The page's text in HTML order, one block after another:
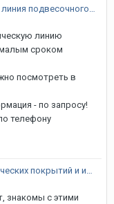
Автоматическая гальваническая линия подвесочного типа (Австрия)
линию
малым сроком
посмотреть в
- по запросу!
телефону
знакомы с этими